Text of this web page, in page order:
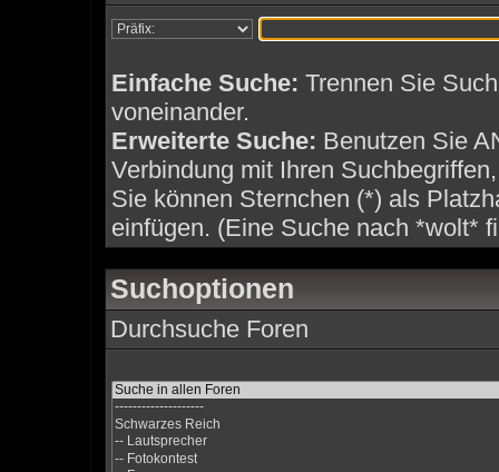
Einfache Suche: Trennen Sie
voneinander.
Erweiterte Suche: Benutzen Sie
Verbindung mit Ihren
Sie können Sternchen (*) als
einfügen. (Eine Suche nach *wolt*
Suchoptionen
Durchsuche Foren